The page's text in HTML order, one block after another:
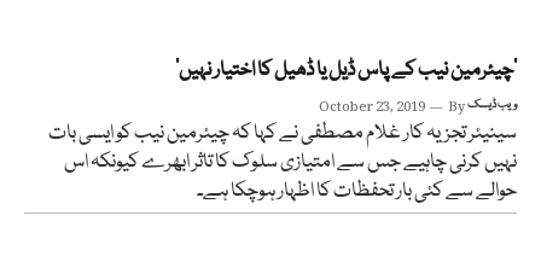
’چیئرمین نیب کے پاس ڈیل یا ڈھیل کا اختیار نہیں‘
October 23, 2019 Byویب ڈیسک
سینیئر تجزیہ کار غلام مصطفی نے کہا کہ چیئرمین نیب کو ایسی بات
نہیں کرنی چاہیے جس سے امتیازی سلوک کا تاثر ابھرے کیونکہ اس
حوالے سے کئی بار تحفظات کا اظہار ہوچکا ہے۔